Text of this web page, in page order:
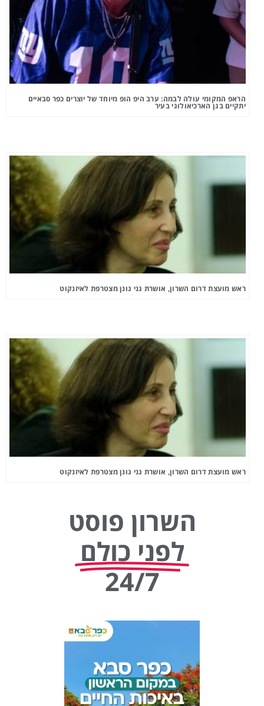
הראפ המקומי עולה לבמה: ערב היפ הופ מיוחד של יוצרים כפר סבאיים
יתקיים בגן הארכיאולוגי בעיר
ראש מועצת דרום השרון, אושרת גני גונן מצטרפת לאיזנקוט
ראש מועצת דרום השרון, אושרת גני גונן מצטרפת לאיזנקוט
השרון פוסט
לפני כולם
24/7